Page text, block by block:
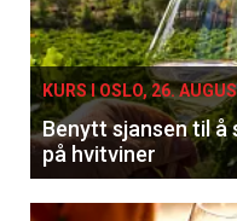
KURS I OSLO, 26.
Benytt sjansen til
på hvitviner